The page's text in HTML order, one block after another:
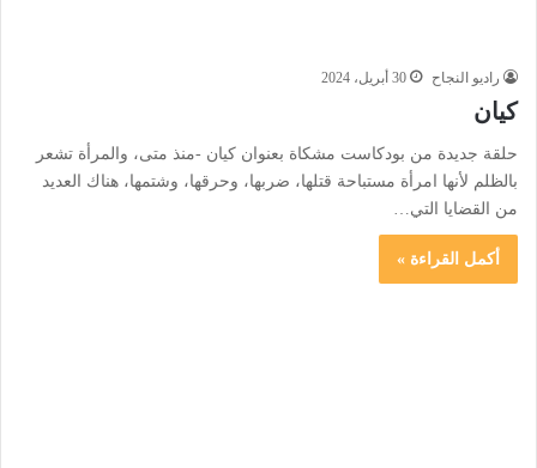
راديو النجاح 30 أبريل، 2024
كيان
حلقة جديدة من بودكاست مشكاة بعنوان كيان -منذ متى، والمرأة تشعر
بالظلم لأنها امرأة مستباحة قتلها، ضربها، وحرقها، وشتمها، هناك العديد
من القضايا التي…
أكمل القراءة »